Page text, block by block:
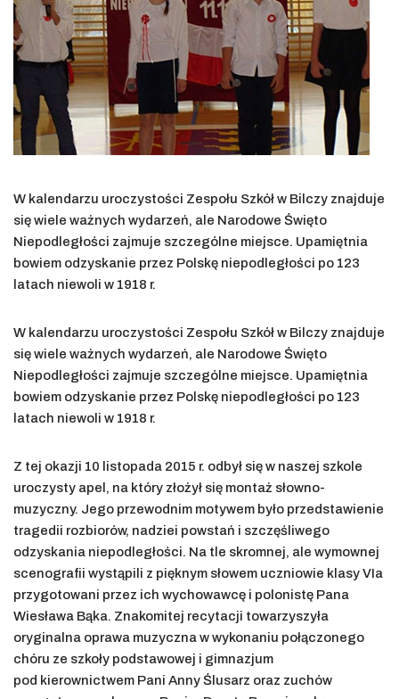
W kalendarzu uroczystości Zespołu Szkół w Bilczy znajduje
się wiele ważnych wydarzeń, ale Narodowe Święto
Niepodległości zajmuje szczególne miejsce. Upamiętnia
bowiem odzyskanie przez Polskę niepodległości po 123
latach niewoli w 1918 r.
W kalendarzu uroczystości Zespołu Szkół w Bilczy znajduje
się wiele ważnych wydarzeń, ale Narodowe Święto
Niepodległości zajmuje szczególne miejsce. Upamiętnia
bowiem odzyskanie przez Polskę niepodległości po 123
latach niewoli w 1918 r.
Z tej okazji 10 listopada 2015 r. odbył się w naszej szkole
uroczysty apel, na który złożył się montaż słowno-
muzyczny. Jego przewodnim motywem było przedstawienie
tragedii rozbiorów, nadziei powstań i szczęśliwego
odzyskania niepodległości. Na tle skromnej, ale wymownej
scenografii wystąpili z pięknym słowem uczniowie klasy VIa
przygotowani przez ich wychowawcę i polonistę Pana
Wiesława Bąka. Znakomitej recytacji towarzyszyła
oryginalna oprawa muzyczna w wykonaniu połączonego
chóru ze szkoły podstawowej i gimnazjum
pod kierownictwem Pani Anny Ślusarz oraz zuchów